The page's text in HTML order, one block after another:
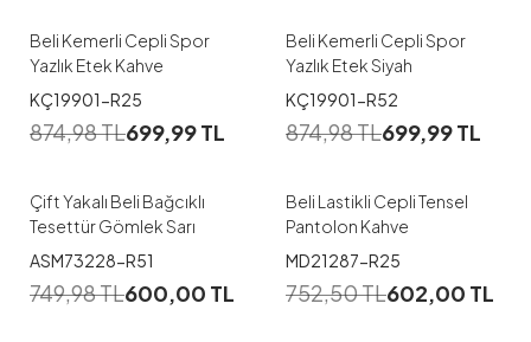
Beli Kemerli Cepli Spor
Yazlık Etek Kahve
KÇ19901-R25
874,98TL699,99TL
Beli Kemerli Cepli Spor
Yazlık Etek Siyah
KÇ19901-R52
874,98TL699,99TL
42 44
Çift Yakalı Beli Bağcıklı
Tesettür Gömlek Sarı
ASM73228-R51
749,98TL600,00 TL
38 40 42 44 46
48
Beli Lastikli Cepli Tensel
Pantolon Kahve
MD21287-R25
752,50TL602,00 TL
38 40 42 44 46
48
38 40 42 44 46
48